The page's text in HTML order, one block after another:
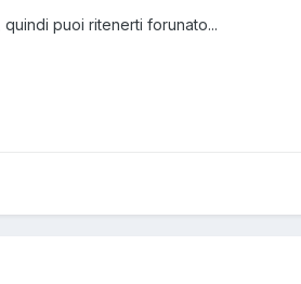
puoi ritenerti forunato...